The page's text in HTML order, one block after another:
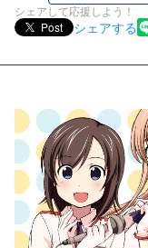
シェアして応援しよう！
Post
シェアする